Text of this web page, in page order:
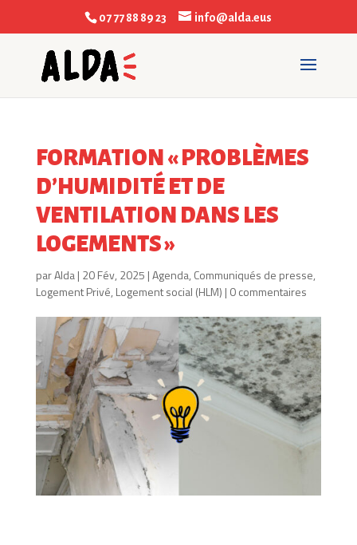
07 77 88 89 23 info@alda.eus
FORMATION « PROBLÈMES
D’HUMIDITÉ ET DE
VENTILATION DANS LES
LOGEMENTS »
parAlda| 20 Fév, 2025 |Agenda, Communiqués de presse,
Logement Privé, Logement social (HLM) | 0 commentaires